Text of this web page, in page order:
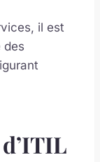
il est
des